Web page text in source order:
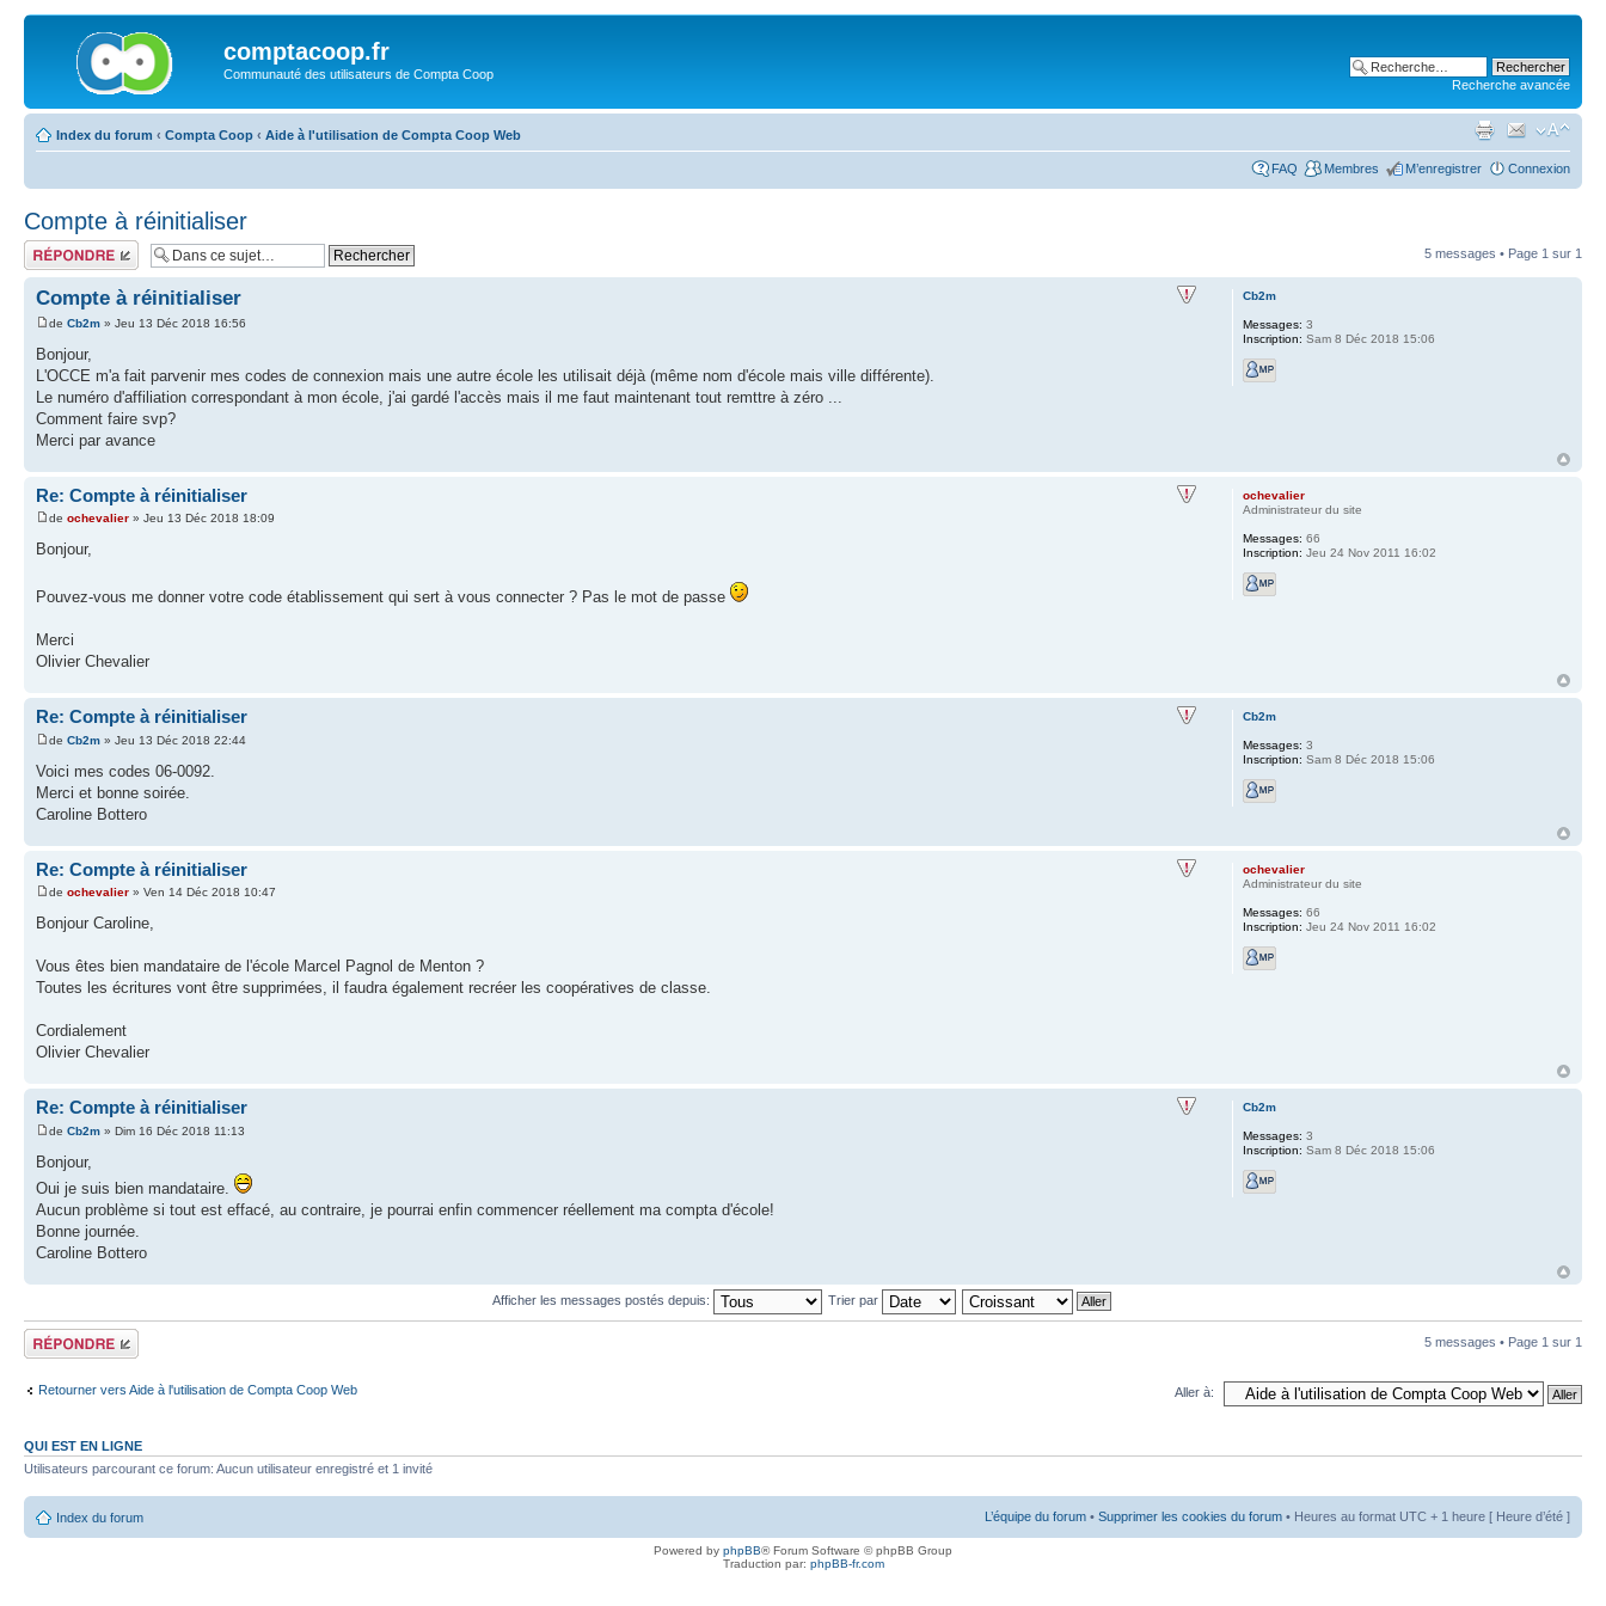
comptacoop.fr
Communauté des utilisateurs de Compta Coop
Recherche avancée
Index du forum ‹ Compta Coop ‹ Aide à l'utilisation de Compta Coop Web
FAQ Membres M’enregistrer Connexion
Compte à réinitialiser
Répondre 5 messages • Page 1 sur 1
Compte à réinitialiser
de Cb2m » Jeu 13 Déc 2018 16:56
Bonjour,
L'OCCE m'a fait parvenir mes codes de connexion mais une autre école les utilisait déjà (même nom d'école mais ville différente).
Le numéro d'affiliation correspondant à mon école, j'ai gardé l'accès mais il me faut maintenant tout remttre à zéro ...
Comment faire svp?
Merci par avance
Cb2m
Messages: 3
Inscription: Sam 8 Déc 2018 15:06
Re: Compte à réinitialiser
de ochevalier » Jeu 13 Déc 2018 18:09
Bonjour,
Pouvez-vous me donner votre code établissement qui sert à vous connecter ? Pas le mot de passe
Merci
Olivier Chevalier
ochevalier
Administrateur du site
Messages: 66
Inscription: Jeu 24 Nov 2011 16:02
Re: Compte à réinitialiser
de Cb2m » Jeu 13 Déc 2018 22:44
Voici mes codes 06-0092.
Merci et bonne soirée.
Caroline Bottero
Cb2m
Messages: 3
Inscription: Sam 8 Déc 2018 15:06
Re: Compte à réinitialiser
de ochevalier » Ven 14 Déc 2018 10:47
Bonjour Caroline,
Vous êtes bien mandataire de l'école Marcel Pagnol de Menton ?
Toutes les écritures vont être supprimées, il faudra également recréer les coopératives de classe.
Cordialement
Olivier Chevalier
ochevalier
Administrateur du site
Messages: 66
Inscription: Jeu 24 Nov 2011 16:02
Re: Compte à réinitialiser
de Cb2m » Dim 16 Déc 2018 11:13
Bonjour,
Oui je suis bien mandataire.
Aucun problème si tout est effacé, au contraire, je pourrai enfin commencer réellement ma compta d'école!
Bonne journée.
Caroline Bottero
Cb2m
Messages: 3
Inscription: Sam 8 Déc 2018 15:06
Afficher les messages postés depuis: Trier par
Répondre 5 messages • Page 1 sur 1
Retourner vers Aide à l'utilisation de Compta Coop Web Aller à:
QUI EST EN LIGNE
Utilisateurs parcourant ce forum: Aucun utilisateur enregistré et 1 invité
Index du forum L’équipe du forum • Supprimer les cookies du forum • Heures au format UTC + 1 heure [ Heure d’été ]
Powered by phpBB® Forum Software © phpBB Group
Traduction par: phpBB-fr.com